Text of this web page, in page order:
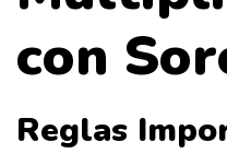
con
Reglas